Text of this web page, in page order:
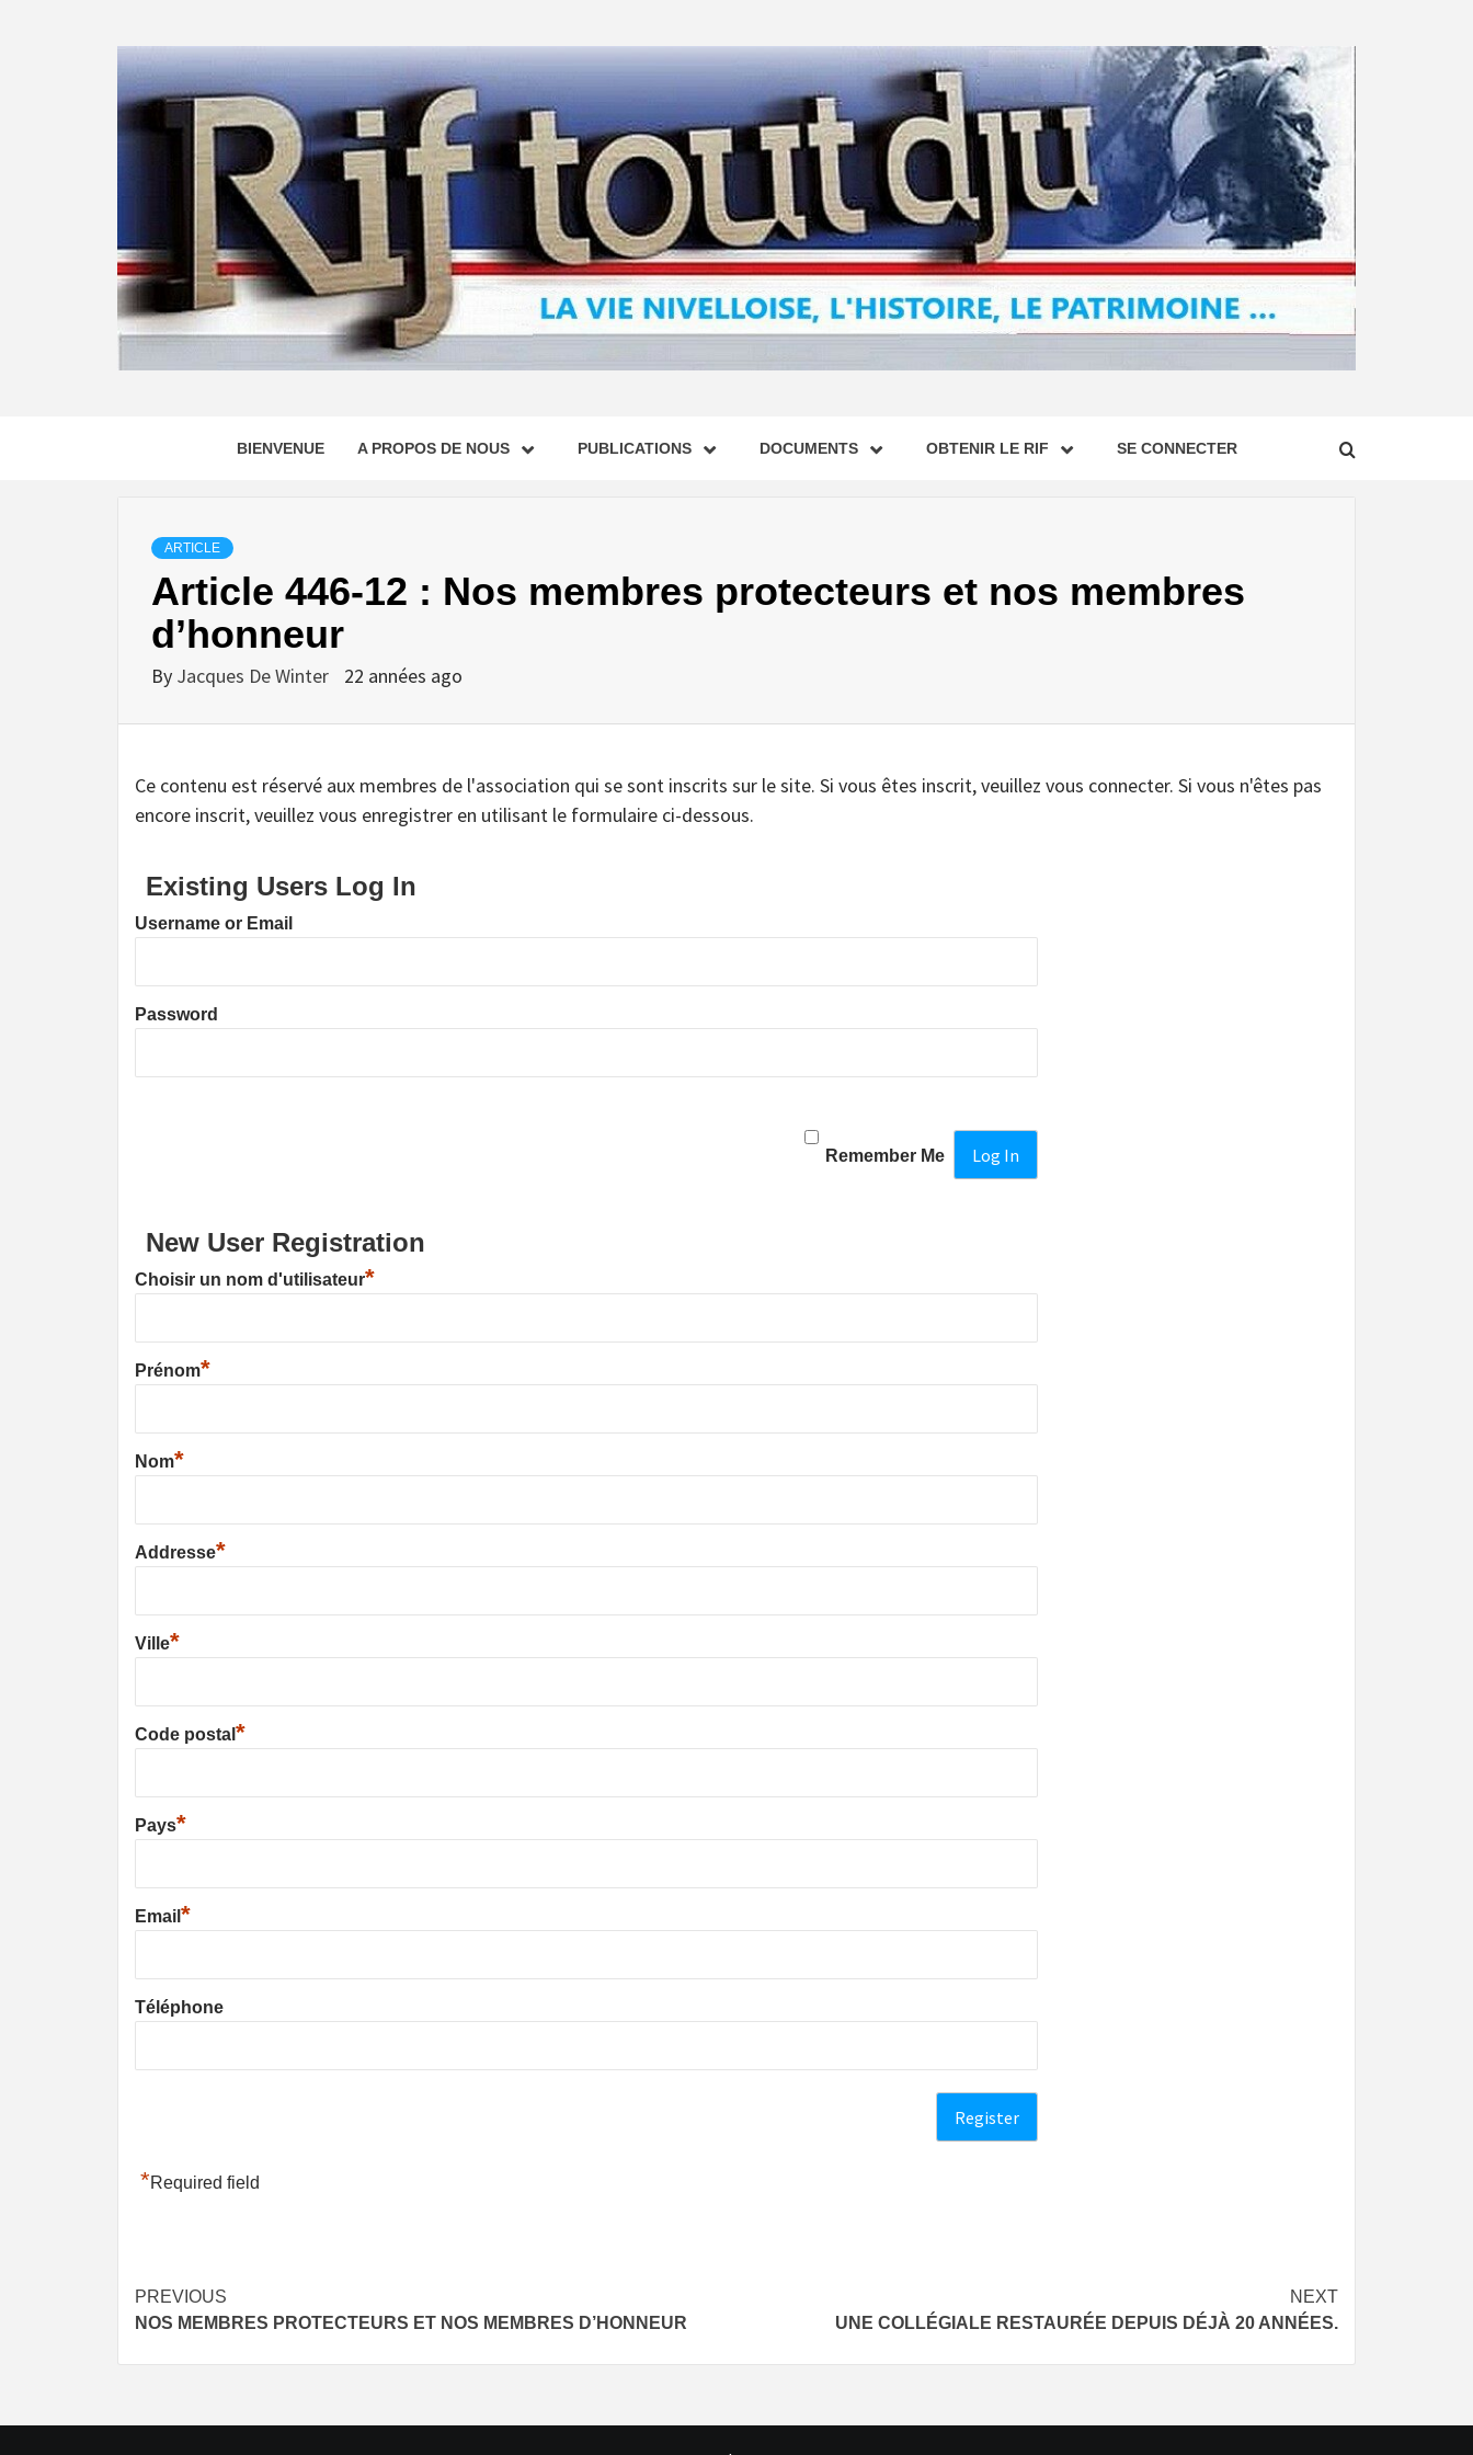
BIENVENUE A PROPOS DE NOUS PUBLICATIONS DOCUMENTS OBTENIR LE RIF SE CONNECTER
ARTICLE
Article 446-12 : Nos membres protecteurs et nos membres
d’honneur
By Jacques De Winter 22 années ago
Ce contenu est réservé aux membres de l'association qui se sont inscrits sur le site. Si vous êtes inscrit, veuillez vous connecter. Si vous n'êtes pas
encore inscrit, veuillez vous enregistrer en utilisant le formulaire ci-dessous.
Existing Users Log In
Username or Email
Password
Remember Me
New User Registration
Choisir un nom d'utilisateur*
Prénom*
Nom*
Addresse*
Ville*
Code postal *
Pays*
Email *
Téléphone
*Required field
Post
navigation
PREVIOUS
NOS MEMBRES PROTECTEURS ET NOS MEMBRES D’HONNEUR
NEXT
UNE COLLÉGIALE RESTAURÉE DEPUIS DÉJÀ 20 ANNÉES.